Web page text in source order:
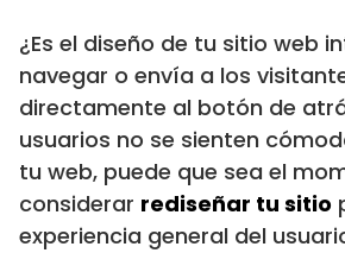
¿Es el diseño de tu sitio web
navegar o envía a los
directamente al botón de
usuarios no se sienten
tu web, puede que sea el
considerar rediseñar tu sitio
experiencia general del